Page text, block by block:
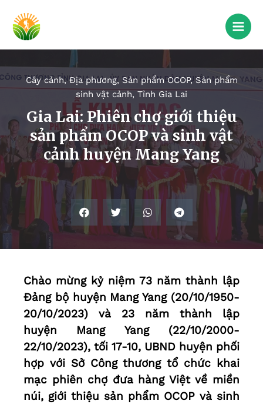
Cây cảnh,Địa phương, Sản phẩm OCOP,Sản phẩm
sinh vật cảnh, Tỉnh Gia Lai
Gia Lai: Phiên chợ giới thiệu
sản phẩm OCOP và sinh vật
cảnh huyện Mang Yang
Chào mừng kỷ niệm 73 năm thành lập
Đảng bộ huyện Mang Yang (20/10/1950-
20/10/2023) và 23 năm thành lập
huyện Mang Yang (22/10/2000-
22/10/2023), tối 17-10, UBND huyện phối
hợp với Sở Công thương tổ chức khai
mạc phiên chợ đưa hàng Việt về miền
núi, giới thiệu sản phẩm OCOP và sinh